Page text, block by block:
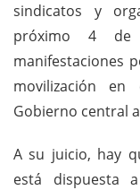
sindicatos y
próximo 4 de
manifestaciones
movilización
Gobierno central
A su juicio, hay
está dispuesta